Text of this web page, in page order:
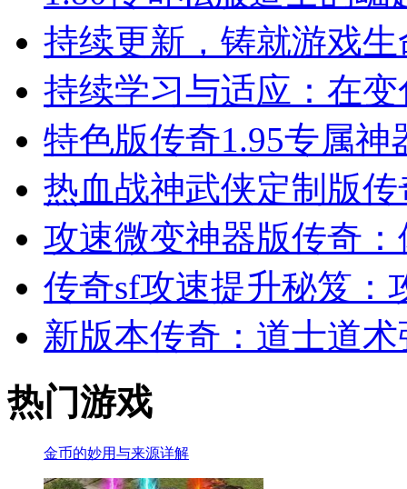
持续更新，铸就游戏
持续学习与适应：在
特色版传奇1.95专属神
热血战神武侠定制版
攻速微变神器版传奇
传奇sf攻速提升秘笈：
新版本传奇：道士道
热门游戏
金币的妙用与来源详解